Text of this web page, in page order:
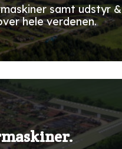
samt udstyr &
hele verdenen.